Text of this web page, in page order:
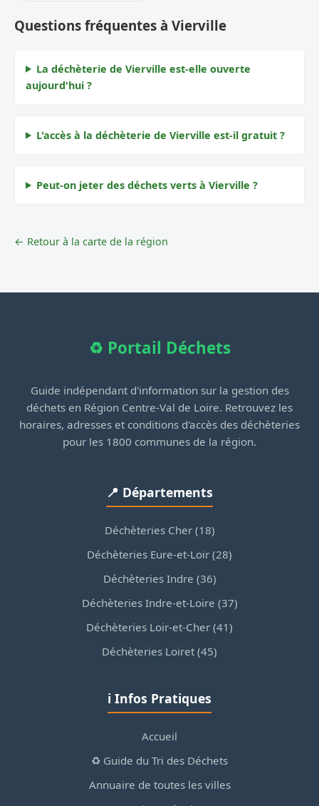
Questions fréquentes à Vierville
La déchèterie de Vierville est-elle ouverte
aujourd'hui ?
L'accès à la déchèterie de Vierville est-il gratuit ?
Peut-on jeter des déchets verts à Vierville ?
← Retour à la carte de la région
♻️ Portail Déchets
Guide indépendant d'information sur la gestion des
déchets en Région Centre-Val de Loire. Retrouvez les
horaires, adresses et conditions d'accès des déchèteries
pour les 1800 communes de la région.
📍 Départements
Déchèteries Cher (18)
Déchèteries Eure-et-Loir (28)
Déchèteries Indre (36)
Déchèteries Indre-et-Loire (37)
Déchèteries Loir-et-Cher (41)
Déchèteries Loiret (45)
ℹ️ Infos Pratiques
Accueil
♻️ Guide du Tri des Déchets
Annuaire de toutes les villes